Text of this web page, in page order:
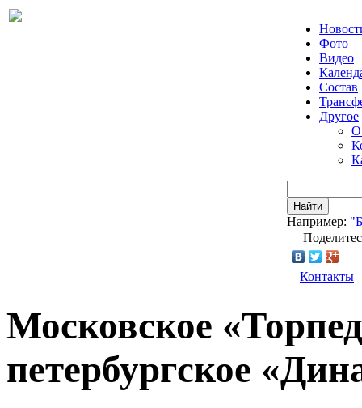
Фото
Видео
Состав
Другое
О
Найти
Например:
Контакты
Московское
петербургское